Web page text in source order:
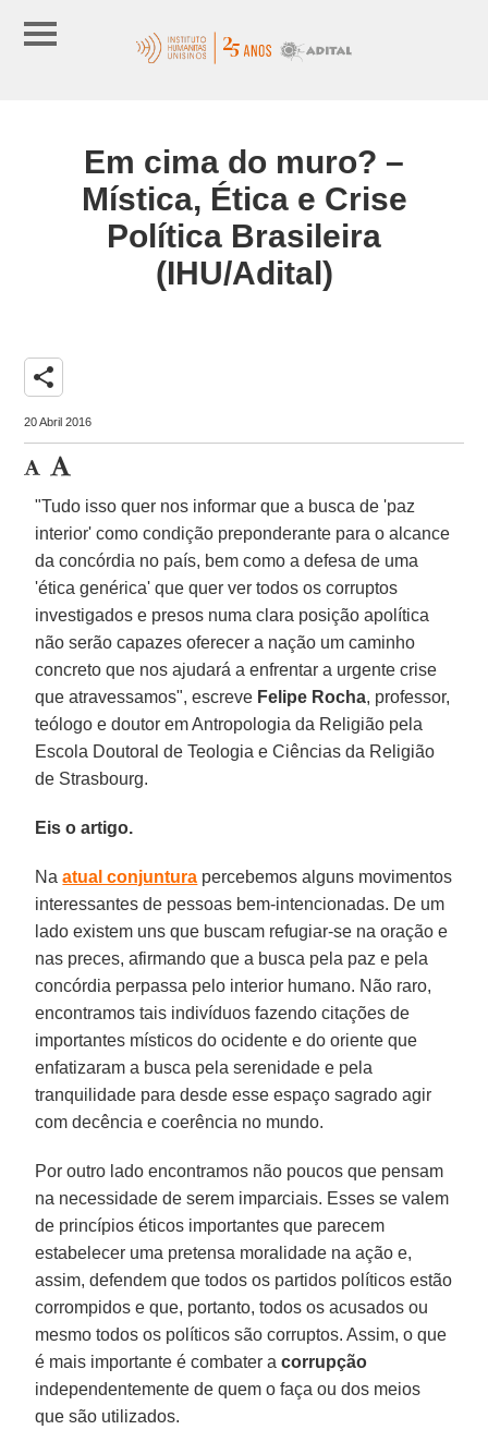
Em cima do muro? –
Mística, Ética e Crise
Política Brasileira
(IHU/Adital)
share
20 Abril 2016
"Tudo isso quer nos informar que a busca de 'paz
interior' como condição preponderante para o alcance
da concórdia no país, bem como a defesa de uma
'ética genérica' que quer ver todos os corruptos
investigados e presos numa clara posição apolítica
não serão capazes oferecer a nação um caminho
concreto que nos ajudará a enfrentar a urgente crise
que atravessamos", escreve Felipe Rocha, professor,
teólogo e doutor em Antropologia da Religião pela
Escola Doutoral de Teologia e Ciências da Religião
de Strasbourg.
Eis o artigo.
Naatual conjuntura percebemos alguns movimentos
interessantes de pessoas bem-intencionadas. De um
lado existem uns que buscam refugiar-se na oração e
nas preces, afirmando que a busca pela paz e pela
concórdia perpassa pelo interior humano. Não raro,
encontramos tais indivíduos fazendo citações de
importantes místicos do ocidente e do oriente que
enfatizaram a busca pela serenidade e pela
tranquilidade para desde esse espaço sagrado agir
com decência e coerência no mundo.
Por outro lado encontramos não poucos que pensam
na necessidade de serem imparciais. Esses se valem
de princípios éticos importantes que parecem
estabelecer uma pretensa moralidade na ação e,
assim, defendem que todos os partidos políticos estão
corrompidos e que, portanto, todos os acusados ou
mesmo todos os políticos são corruptos. Assim, o que
é mais importante é combater acorrupção
independentemente de quem o faça ou dos meios
que são utilizados.